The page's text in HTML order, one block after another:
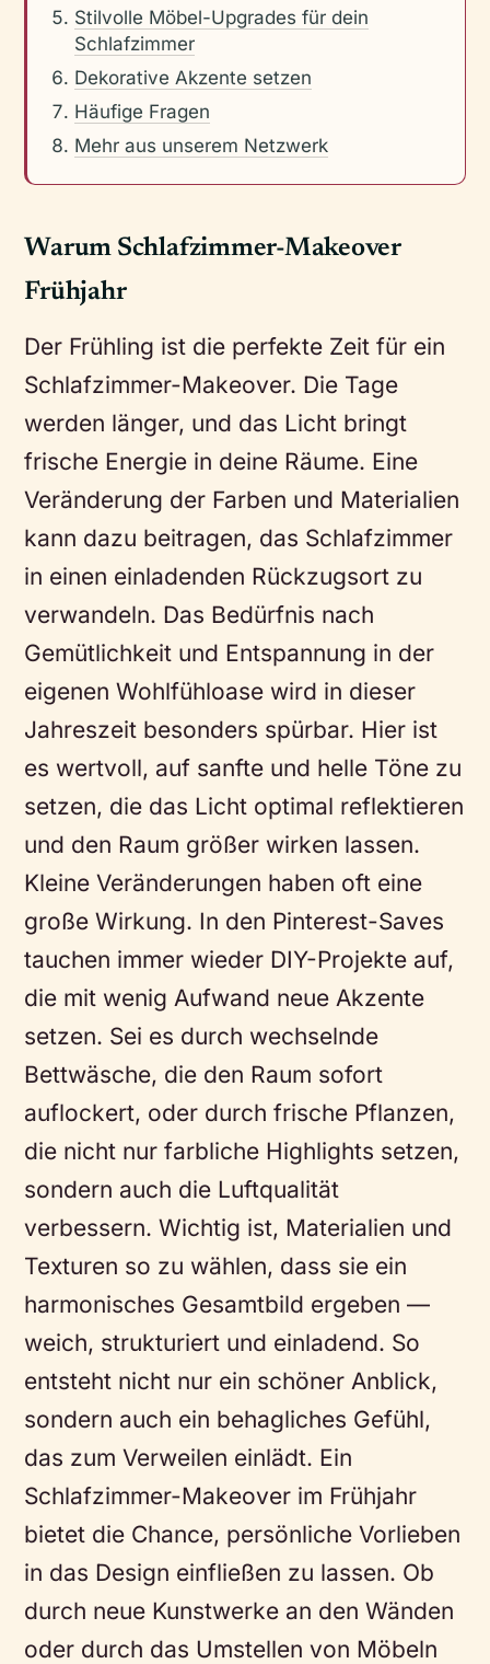
Stilvolle Möbel-Upgrades für dein
Schlafzimmer
Dekorative Akzente setzen
Häufige Fragen
Mehr aus unserem Netzwerk
Warum Schlafzimmer-Makeover
Frühjahr
Der Frühling ist die perfekte Zeit für ein
Schlafzimmer-Makeover. Die Tage
werden länger, und das Licht bringt
frische Energie in deine Räume. Eine
Veränderung der Farben und Materialien
kann dazu beitragen, das Schlafzimmer
in einen einladenden Rückzugsort zu
verwandeln. Das Bedürfnis nach
Gemütlichkeit und Entspannung in der
eigenen Wohlfühloase wird in dieser
Jahreszeit besonders spürbar. Hier ist
es wertvoll, auf sanfte und helle Töne zu
setzen, die das Licht optimal reflektieren
und den Raum größer wirken lassen.
Kleine Veränderungen haben oft eine
große Wirkung. In den Pinterest-Saves
tauchen immer wieder DIY-Projekte auf,
die mit wenig Aufwand neue Akzente
setzen. Sei es durch wechselnde
Bettwäsche, die den Raum sofort
auflockert, oder durch frische Pflanzen,
die nicht nur farbliche Highlights setzen,
sondern auch die Luftqualität
verbessern. Wichtig ist, Materialien und
Texturen so zu wählen, dass sie ein
harmonisches Gesamtbild ergeben —
weich, strukturiert und einladend. So
entsteht nicht nur ein schöner Anblick,
sondern auch ein behagliches Gefühl,
das zum Verweilen einlädt. Ein
Schlafzimmer-Makeover im Frühjahr
bietet die Chance, persönliche Vorlieben
in das Design einfließen zu lassen. Ob
durch neue Kunstwerke an den Wänden
oder durch das Umstellen von Möbeln